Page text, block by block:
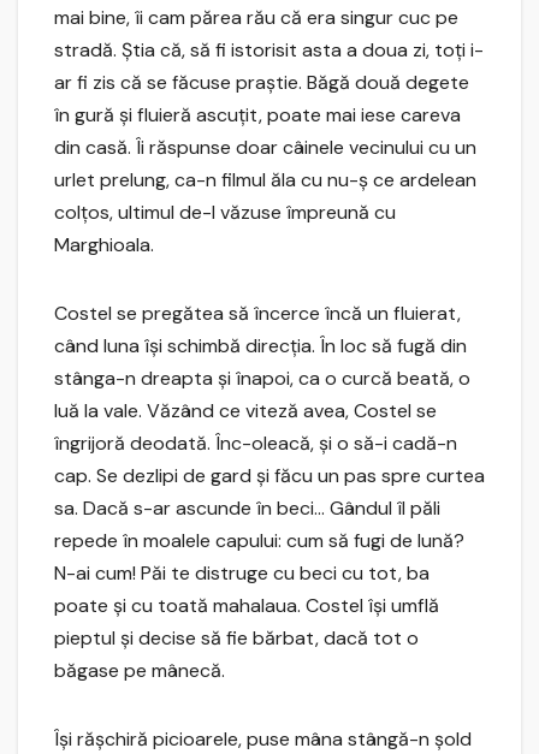
mai bine, îi cam părea rău că era singur cuc pe
stradă. Ştia că, să fi istorisit asta a doua zi, toţi i-
ar fi zis că se făcuse praştie. Băgă două degete
în gură şi fluieră ascuţit, poate mai iese careva
din casă. Îi răspunse doar câinele vecinului cu un
urlet prelung, ca-n filmul ăla cu nu-ş ce ardelean
colţos, ultimul de-l văzuse împreună cu
Marghioala.
Costel se pregătea să încerce încă un fluierat,
când luna îşi schimbă direcţia. În loc să fugă din
stânga-n dreapta şi înapoi, ca o curcă beată, o
luă la vale. Văzând ce viteză avea, Costel se
îngrijoră deodată. Înc-oleacă, şi o să-i cadă-n
cap. Se dezlipi de gard şi făcu un pas spre curtea
sa. Dacă s-ar ascunde în beci… Gândul îl păli
repede în moalele capului: cum să fugi de lună?
N-ai cum! Păi te distruge cu beci cu tot, ba
poate şi cu toată mahalaua. Costel îşi umflă
pieptul şi decise să fie bărbat, dacă tot o
băgase pe mânecă.
Îşi răşchiră picioarele, puse mâna stângă-n şold